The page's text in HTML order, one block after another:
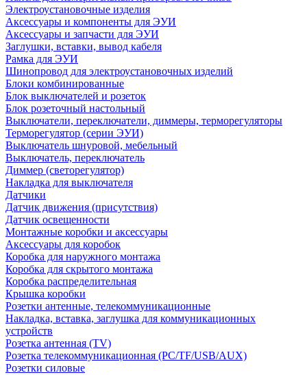
Электроустановочные изделия
Аксессуары и компоненты для ЭУИ
Аксессуары и запчасти для ЭУИ
Заглушки, вставки, вывод кабеля
Рамка для ЭУИ
Шинопровод для электроустановочных изделий
Блоки комбинированные
Блок выключателей и розеток
Блок розеточный настольный
Выключатели, переключатели, диммеры, терморегуляторы
Терморегулятор (серии ЭУИ)
Выключатель шнуровой, мебельный
Выключатель, переключатель
Диммер (светорегулятор)
Накладка для выключателя
Датчики
Датчик движения (присутствия)
Датчик освещенности
Монтажные коробки и аксессуары
Аксессуары для коробок
Коробка для наружного монтажа
Коробка для скрытого монтажа
Коробка распределительная
Крышка коробки
Розетки антенные, телекоммуникационные
Накладка, вставка, заглушка для коммуникационных
устройств
Розетка антенная (TV)
Розетка телекоммуникационная (PC/TF/USB/AUX)
Розетки силовые